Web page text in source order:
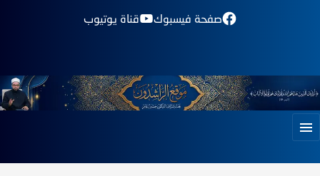
صفحة فيسبوك قناة يوتيوب